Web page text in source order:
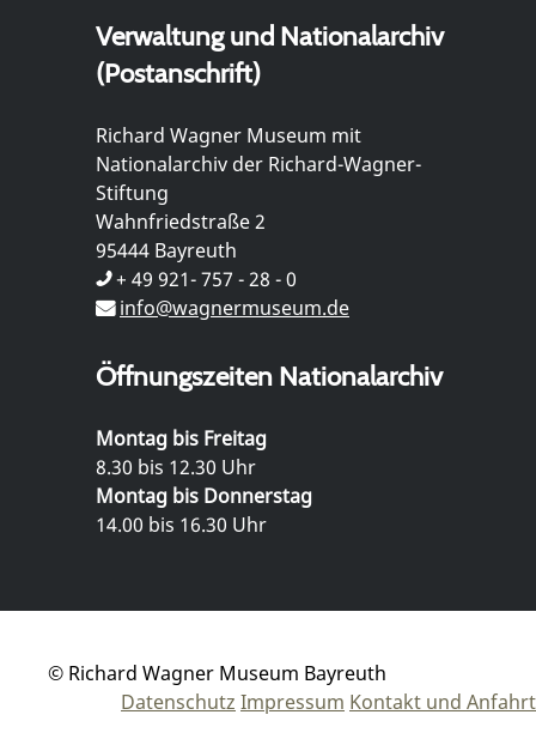
Verwaltung und Nationalarchiv
(Postanschrift)
Richard Wagner Museum mit
Nationalarchiv der Richard-Wagner-
Stiftung
Wahnfriedstraße 2
95444 Bayreuth
+ 49 921- 757 - 28 - 0
info@wagnermuseum.de
Öffnungszeiten Nationalarchiv
Montag bis Freitag
8.30 bis 12.30 Uhr
Montag bis Donnerstag
14.00 bis 16.30 Uhr
© Richard Wagner Museum Bayreuth
Datenschutz Impressum Kontakt und Anfahrt